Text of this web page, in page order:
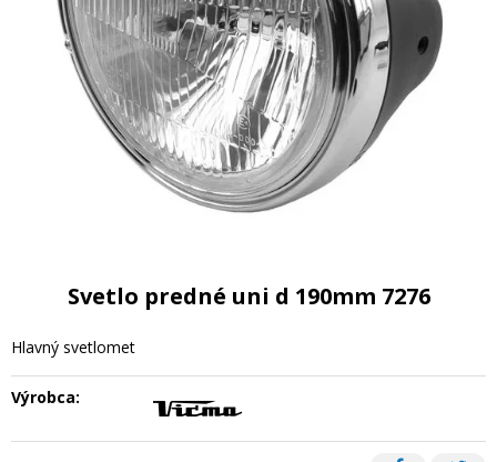
Svetlo predné uni d 190mm 7276
Hlavný svetlomet
Výrobca: